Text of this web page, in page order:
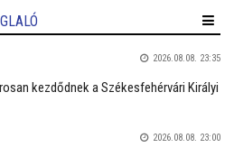
2026.08.08. 23:35
kezdődnek a Székesfehérvári Királyi
2026.08.08. 23:00